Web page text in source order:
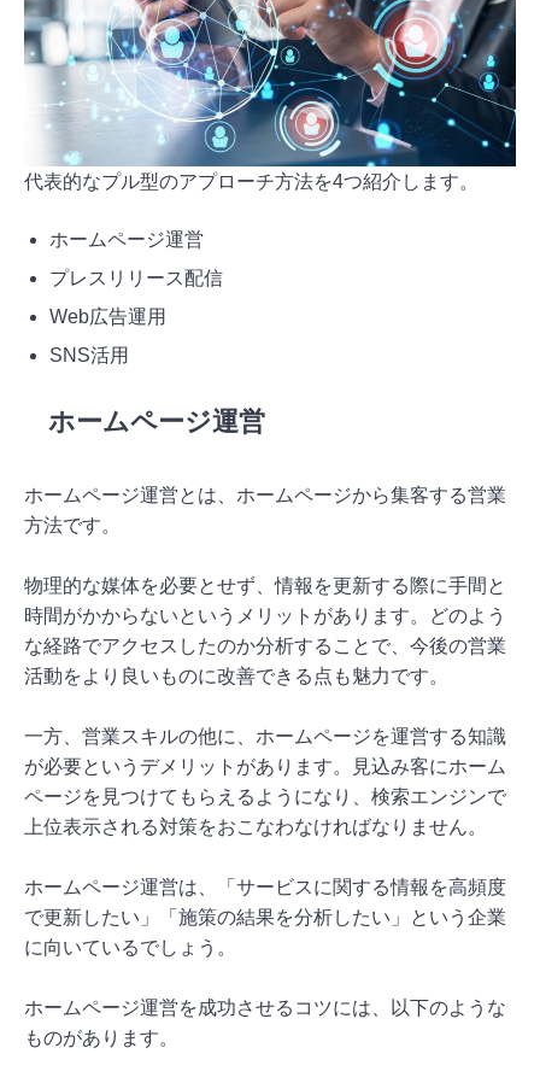
代表的なプル型のアプローチ方法を4つ紹介します。
ホームページ運営
プレスリリース配信
Web広告運用
SNS活用
ホームページ運営
ホームページ運営とは、ホームページから集客する営業
方法です。
物理的な媒体を必要とせず、情報を更新する際に手間と
時間がかからないというメリットがあります。どのよう
な経路でアクセスしたのか分析することで、今後の営業
活動をより良いものに改善できる点も魅力です。
一方、営業スキルの他に、ホームページを運営する知識
が必要というデメリットがあります。見込み客にホーム
ページを見つけてもらえるようになり、検索エンジンで
上位表示される対策をおこなわなければなりません。
ホームページ運営は、「サービスに関する情報を高頻度
で更新したい」「施策の結果を分析したい」という企業
に向いているでしょう。
ホームページ運営を成功させるコツには、以下のような
ものがあります。